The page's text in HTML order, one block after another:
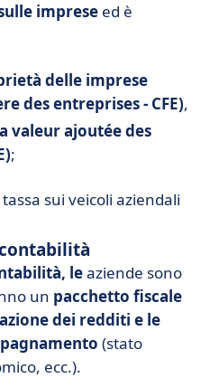
imprese ed è
delle imprese
des entreprises - CFE),
valeur ajoutée des
;
sui veicoli aziendali
leaziende sono
un pacchetto fiscale
dei redditi e le
(stato
ecc.).